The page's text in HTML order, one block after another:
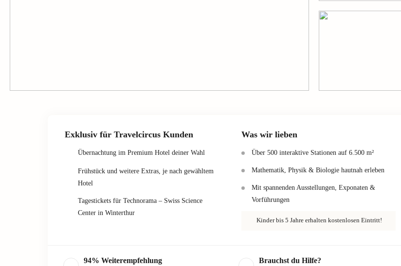
Exklusiv für Travelcircus Kunden
Übernachtung im Premium Hotel deiner Wahl
Frühstück und weitere Extras, je nach gewähltem
Hotel
Tagestickets für Technorama – Swiss Science
Center in Winterthur
Was wir lieben
Über 500 interaktive Stationen auf 6.500 m²
Mathematik, Physik & Biologie hautnah erleben
Mit spannenden Ausstellungen, Exponaten &
Vorführungen
Kinder bis 5 Jahre erhalten kostenlosen Eintritt!
94% Weiterempfehlung Brauchst du Hilfe?